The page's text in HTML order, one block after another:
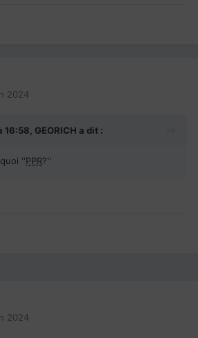
2024
GEORICH a dit :
''PPR?''
2024